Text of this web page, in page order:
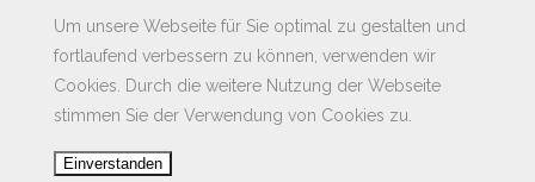
Um unsere Webseite für Sie optimal zu gestalten und
fortlaufend verbessern zu können, verwenden wir
Cookies. Durch die weitere Nutzung der Webseite
stimmen Sie der Verwendung von Cookies zu.